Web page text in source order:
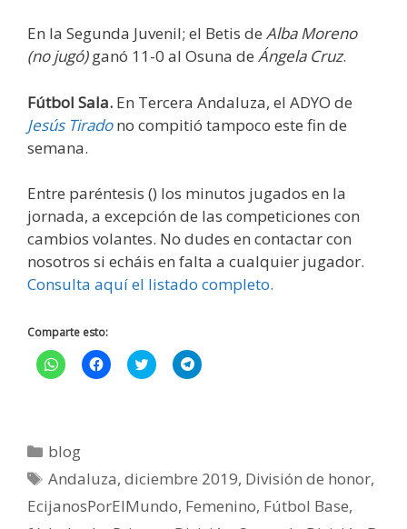
En la Segunda Juvenil; el Betis de Alba Moreno
(no jugó)ganó 11-0 al Osuna de Ángela Cruz.
Fútbol Sala. En Tercera Andaluza, el ADYO de
Jesús Tiradono compitió tampoco este fin de
semana.
Entre paréntesis () los minutos jugados en la
jornada, a excepción de las competiciones con
cambios volantes. No dudes en contactar con
nosotros si echáis en falta a cualquier jugador.
Consulta aquí el listado completo.
Comparte esto:
H
a
p
a
a
o
m
H
a
a
o
m
H
a
a
o
m
H
a
a
o
m
blog
Andaluza,diciembre 2019, División de honor,
EcijanosPorElMundo, Femenino, Fútbol Base,